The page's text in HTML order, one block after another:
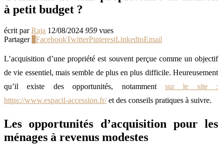
à petit budget ?
écrit parRaja 12/08/2024 959 vues
Partager
FacebookTwitterPinterestLinkedinEmail
L’acquisition d’une propriété est souvent perçue comme un objectif
de vie essentiel, mais semble de plus en plus difficile. Heureusement
qu’il existe des opportunités, notamment sur le site :
https://www.espacil-accession.fr/et des conseils pratiques à suivre.
Les opportunités d’acquisition pour les
ménages à revenus modestes